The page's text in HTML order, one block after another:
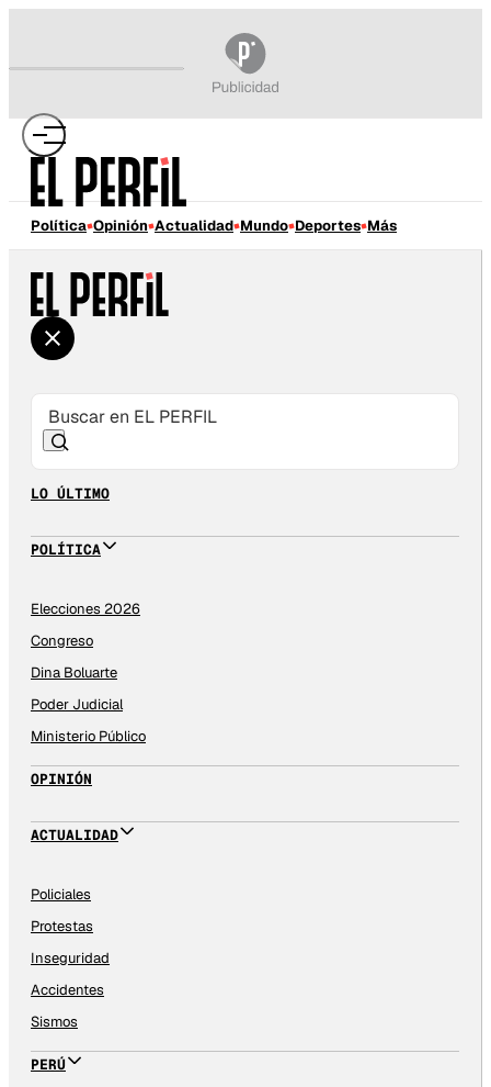
Política Opinión Actualidad Mundo Deportes Más
LO ÚLTIMO
POLÍTICA
Elecciones 2026
Congreso
Dina Boluarte
Poder Judicial
Ministerio Público
OPINIÓN
ACTUALIDAD
Policiales
Protestas
Inseguridad
Accidentes
Sismos
PERÚ